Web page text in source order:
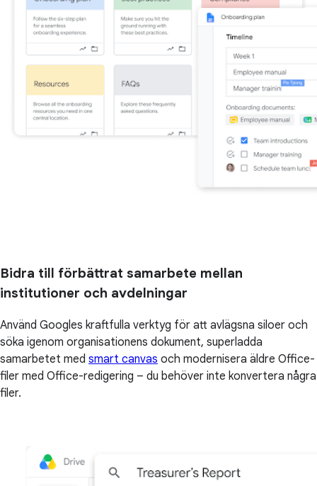
Bidra till förbättrat samarbete mellan
institutioner och avdelningar
Använd Googles kraftfulla verktyg för att avlägsna siloer och
söka igenom organisationens dokument, superladda
samarbetet med smart canvas och modernisera äldre Office-
filer med Office-redigering – du behöver inte konvertera några
filer.